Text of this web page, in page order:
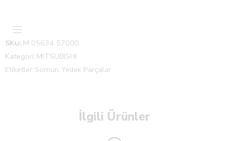
SKU: M 05634 57000
Kategori: MITSUBISHI
Etiketler: Somun,Yedek Parçalar
İlgili Ürünler